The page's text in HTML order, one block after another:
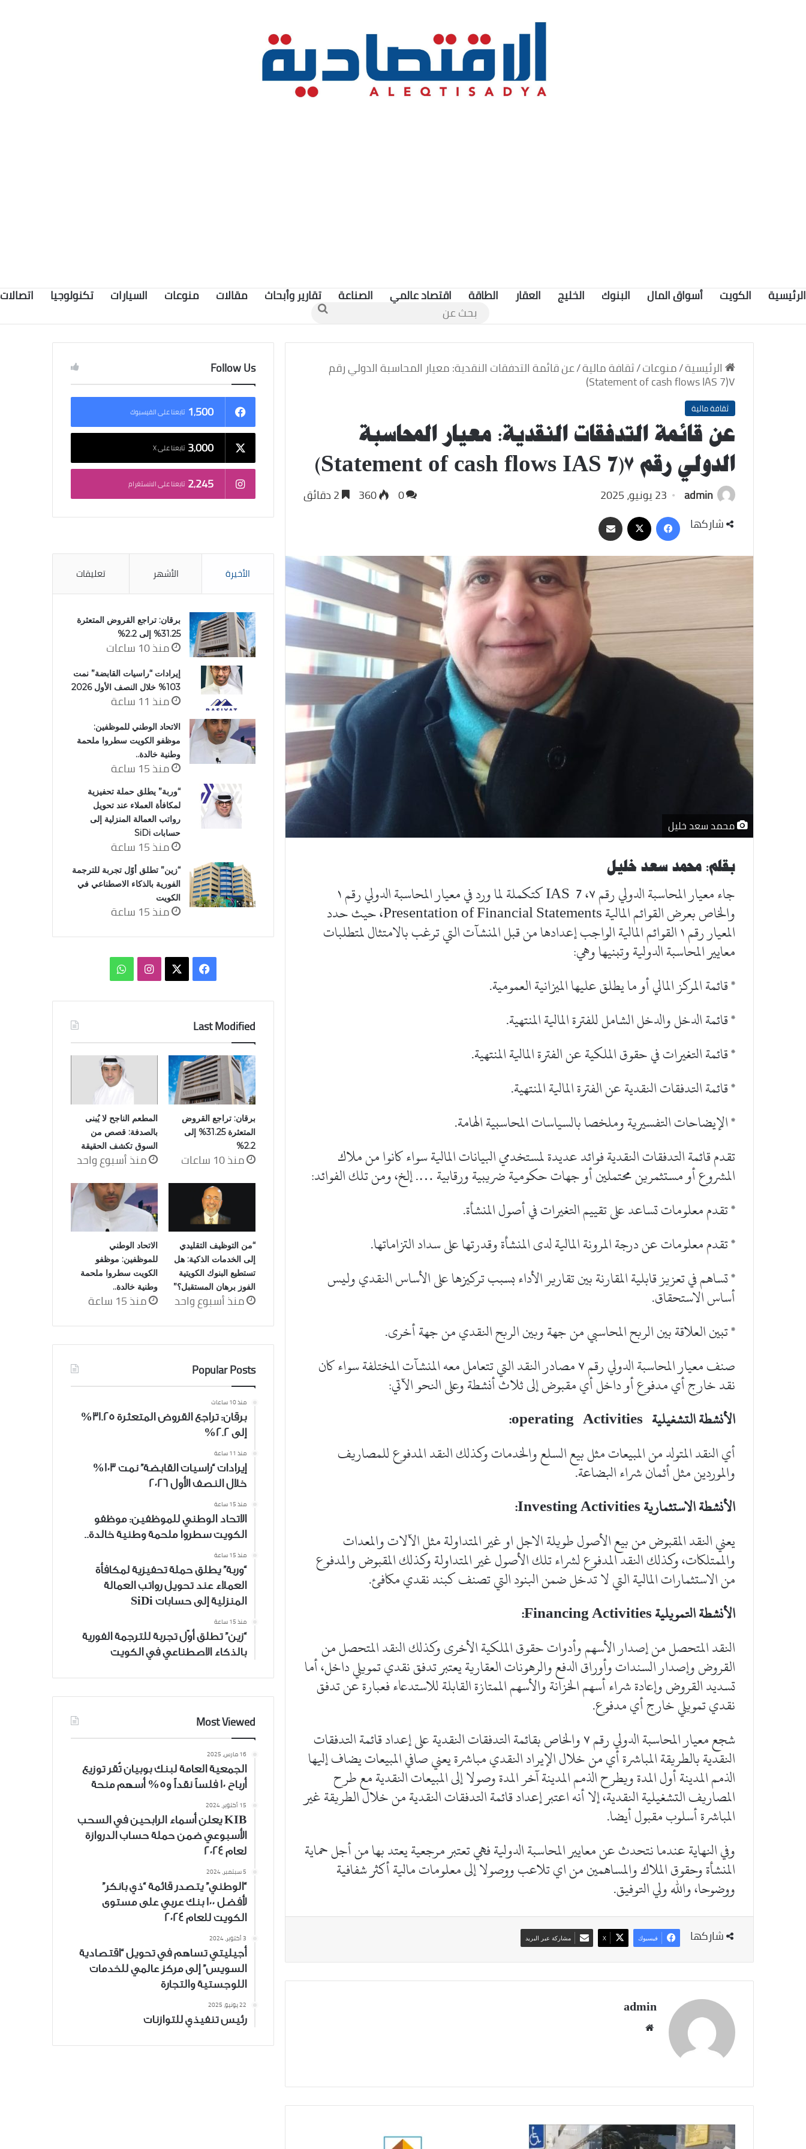
الرئيسية الكويت أسواق المال البنوك الخليج العقار الطاقة اقتصاد عالمي الصناعة تقارير وأبحاث مقالات منوعات السيارات تكنولوجيا اتصالات
بحث
عن
الرئيسية/منوعات/ثقافة مالية/عن قائمة التدفقات النقدية: معيار المحاسبة الدولي رقم
٧(Statement of cash flows IAS 7)
ثقافة مالية
عن قائمة التدفقات النقدية: معيار المحاسبة
الدولي رقم ٧(Statement of cash flows IAS 7)
admin 23 يونيو، 2025 0
360
شاركها
فيسبوك
‫X مشاركة
عبر
البريد
محمد سعد خليل
بقلم: محمد سعد خليل
جاء معيار المحاسبة الدولي رقم ٧، IAS 7 كتكملة لما ورد في معيار المحاسبة الدولي رقم ١
والخاص بعرض القوائم المالية Presentation of Financial Statements، حيث حدد
المعيار رقم ١ القوائم المالية الواجب إعدادها من قبل المنشآت التي ترغب بالامتثال لمتطلبات
معايير المحاسبة الدولية وتبنيها وهي:
* قائمة المركز المالي أو ما يطلق عليها الميزانية العمومية.
* قائمة الدخل والدخل الشامل للفترة المالية المنتهية.
* قائمة التغيرات في حقوق الملكية عن الفترة المالية المنتهية.
* قائمة التدفقات النقدية عن الفترة المالية المنتهية.
* الإيضاحات التفسيرية وملخصا بالسياسات المحاسبية الهامة.
تقدم قائمة التدفقات النقدية فوائد عديدة لمستخدمي البيانات المالية سواء كانوا من ملاك
المشروع أو مستثمرين محتملين أو جهات حكومية ضريبية ورقابية …. إلخ، ومن تلك الفوائد:
* تقدم معلومات تساعد على تقييم التغيرات في أصول المنشأة.
* تقدم معلومات عن درجة المرونة المالية لدى المنشأة وقدرتها على سداد التزاماتها.
* تساهم في تعزيز قابلية المقارنة بين تقارير الأداء بسبب تركيزها على الأساس النقدي وليس
أساس الاستحقاق.
* تبين العلاقة بين الربح المحاسبي من جهة وبين الربح النقدي من جهة أخرى.
صنف معيار المحاسبة الدولي رقم ٧ مصادر النقد التي تتعامل معه المنشآت المختلفة سواء كان
نقد خارج أي مدفوع أو داخل أي مقبوض إلى ثلاث أنشطة وعلى النحو الآتي:
الأنشطة التشغيلية operating Activities
:
أي النقد المتولد من المبيعات مثل بيع السلع والخدمات وكذلك النقد المدفوع للمصاريف
والموردين مثل أثمان شراء البضاعة.
الأنشطة الاستثماريةInvesting Activities
:
يعني النقد المقبوض من بيع الأصول طويلة الاجل او غير المتداولة مثل الآلات والمعدات
والممتلكات، وكذلك النقد المدفوع لشراء تلك الأصول غير المتداولة وكذلك المقبوض والمدفوع
من الاستثمارات المالية التي لا تدخل ضمن البنود التي تصنف كبند نقدي مكافئ.
الأنشطة التمويلية
FinancingActivities
:
النقد المتحصل من إصدار الأسهم وأدوات حقوق الملكية الأخرى وكذلك النقد المتحصل من
القروض وإصدار السندات وأوراق الدفع والرهونات العقارية يعتبر تدفق نقدي تمويلي داخل، أما
تسديد القروض وإعادة شراء أسهم الخزانة والأسهم الممتازة القابلة للاستدعاء فعبارة عن تدفق
نقدي تمويلي خارج أي مدفوع.
شجع معيار المحاسبة الدولي رقم ٧ والخاص بقائمة التدفقات النقدية على إعداد قائمة التدفقات
النقدية بالطريقة المباشرة أي من خلال الإيراد النقدي مباشرة يعني صافي المبيعات يضاف إليها
الذمم المدينة أول المدة ويطرح الذمم المدينة آخر المدة وصولا إلى المبيعات النقدية مع طرح
المصاريف التشغيلية النقدية، إلا أنه اعتبر إعداد قائمة التدفقات النقدية من خلال الطريقة غير
المباشرة أسلوب مقبول أيضا.
وفي النهاية عندما نتحدث عن معايير المحاسبة الدولية فهي تعتبر مرجعية يعتد بها من أجل حماية
المنشأة وحقوق الملاك والمساهمين من اي تلاعب ووصولا إلى معلومات مالية أكثر شفافية
ووضوحا، والله ولي التوفيق.
شاركها فيسبوك ‫X مشاركة عبر البريد
admin
نشاط
جماعي
Follow Us
1٬500 تابعنا على الفيسبوك
3٬000 تابعنا على X
2٬245 تابعنا على الانستغرام
الأخيرة الأشهر تعليقات
برقان: تراجع القروض المتعثرة
31.25% إلى 2.2%
منذ 10 ساعات
إيرادات “راسيات القابضة” نمت
103% خلال النصف الأول 2026
منذ 11 ساعة
الاتحاد الوطني للموظفين:
موظفو الكويت سطروا ملحمة
وطنية خالدة..
منذ 15 ساعة
“وربة” يطلق حملة تحفيزية
لمكافأة العملاء عند تحويل
رواتب العمالة المنزلية إلى
حسابات SiDi
منذ 15 ساعة
“زين” تطلق أوّل تجربة للترجمة
الفورية بالذكاء الاصطناعي في
الكويت
منذ 15 ساعة
فيسبوك انستقرامواتساب
Last Modified
برقان: تراجع القروض
المتعثرة 31.25% إلى
2.2%
منذ 10 ساعات
المطعم الناجح لا يُبنى
بالصدفة: قصص من
السوق تكشف الحقيقة
منذ أسبوع واحد
“من التوظيف التقليدي
إلى الخدمات الذكية: هل
تستطيع البنوك الكويتية
الفوز برهان المستقبل؟”
منذ أسبوع واحد
الاتحاد الوطني
للموظفين: موظفو
الكويت سطروا ملحمة
وطنية خالدة..
منذ 15 ساعة
Popular Posts
منذ 10 ساعات
برقان: تراجع القروض المتعثرة 31.25%
إلى 2.2%
منذ 11 ساعة
إيرادات “راسيات القابضة” نمت 103%
خلال النصف الأول 2026
منذ 15 ساعة
الاتحاد الوطني للموظفين: موظفو
الكويت سطروا ملحمة وطنية خالدة..
منذ 15 ساعة
“وربة” يطلق حملة تحفيزية لمكافأة
العملاء عند تحويل رواتب العمالة
المنزلية إلى حسابات SiDi
منذ 15 ساعة
“زين” تطلق أوّل تجربة للترجمة الفورية
بالذكاء الاصطناعي في الكويت
Most Viewed
16 مارس، 2025
الجمعية العامة لبنك بوبيان تُقر توزيع
أرباح 10 فلساً نقداً و5% أسهم منحة
15 أكتوبر، 2024
KIB يعلن أسماء الرابحين في السحب
الأسبوعي ضمن حملة حساب الدروازة
لعام 2024
5 سبتمبر، 2024
“الوطني” يتصدر قائمة “ذي بانكر”
لأفضل 100 بنك عربي على مستوى
الكويت للعام 2024
3 أكتوبر، 2024
أجيليتي تساهم في تحويل “اقتصادية
السويس” إلى مركز عالمي للخدمات
اللوجستية والتجارة
22 يونيو، 2025
رئيس تنفيذي للتوازنات